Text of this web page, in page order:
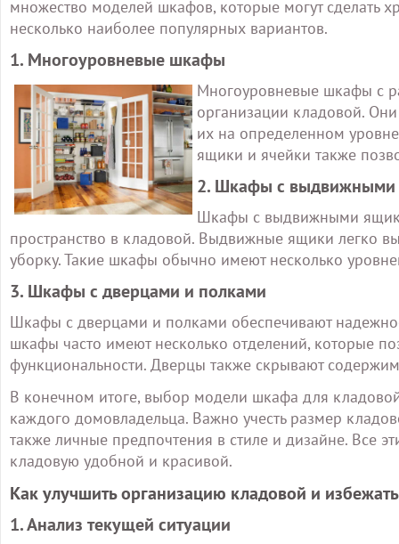
множество моделей шкафов, которые могут
несколько наиболее популярных вариантов.
1. Многоуровневые шкафы
Многоуровневые шкафы с
организации кладовой.
их на определенном
ящики и ячейки также
2. Шкафы с
Шкафы с выдвижными
пространство в кладовой. Выдвижные ящики легко
уборку. Такие шкафы обычно имеют несколько
3. Шкафы с дверцами и полками
Шкафы с дверцами и полками обеспечивают
шкафы часто имеют несколько отделений, которые
функциональности. Дверцы также скрывают
В конечном итоге, выбор модели шкафа для
каждого домовладельца. Важно учесть размер
также личные предпочтения в стиле и дизайне. Все
кладовую удобной и красивой.
Как улучшить организацию кладовой и
1. Анализ текущей ситуации